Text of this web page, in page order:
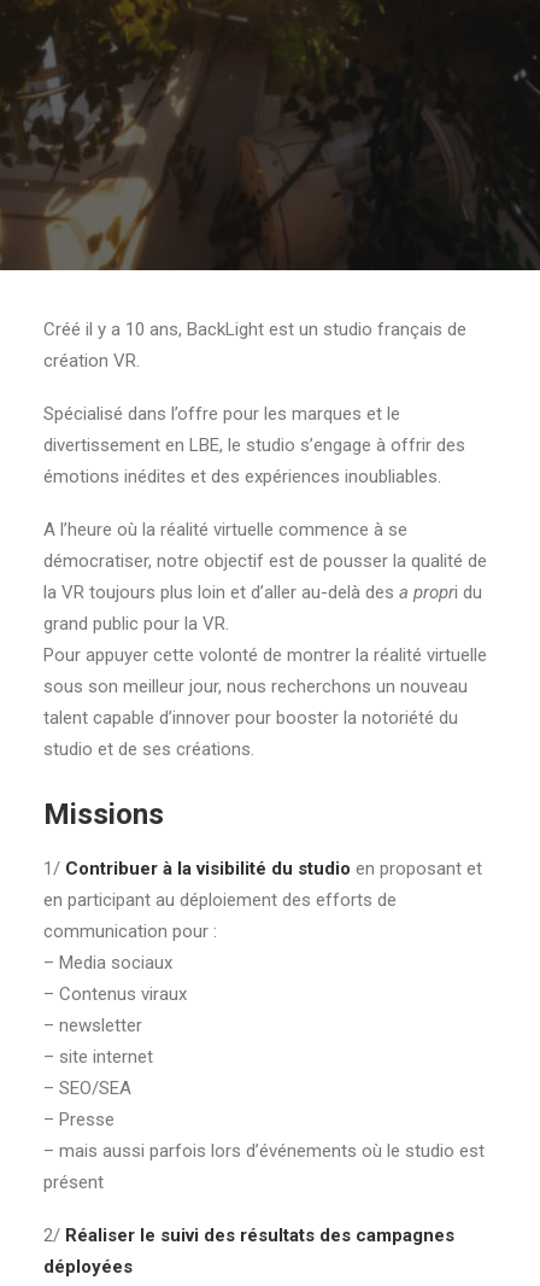
Créé il y a 10 ans, BackLight est un studio français de
création VR.
Spécialisé dans l’offre pour les marques et le
divertissement en LBE, le studio s’engage à offrir des
émotions inédites et des expériences inoubliables.
A l’heure où la réalité virtuelle commence à se
démocratiser, notre objectif est de pousser la qualité de
la VR toujours plus loin et d’aller au-delà des a propri du
grand public pour la VR.
Pour appuyer cette volonté de montrer la réalité virtuelle
sous son meilleur jour, nous recherchons un nouveau
talent capable d’innover pour booster la notoriété du
studio et de ses créations.
Missions
1/ Contribuer à la visibilité du studio en proposant et
en participant au déploiement des efforts de
communication pour :
– Media sociaux
– Contenus viraux
– newsletter
– site internet
– SEO/SEA
– Presse
– mais aussi parfois lors d’événements où le studio est
présent
2/ Réaliser le suivi des résultats des campagnes
déployées